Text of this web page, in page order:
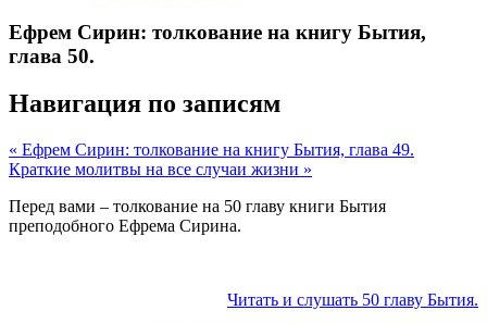
Ефрем Сирин: толкование на книгу Бытия,
глава 50.
Навигация по записям
« Ефрем Сирин: толкование на книгу Бытия, глава 49.
Краткие молитвы на все случаи жизни »
Перед вами – толкование на 50 главу книги Бытия
преподобного Ефрема Сирина.
Читать и слушать 50 главу Бытия.